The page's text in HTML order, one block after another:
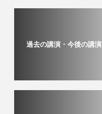
過去の講演・今後の講演